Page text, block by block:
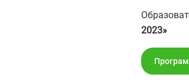
2023»